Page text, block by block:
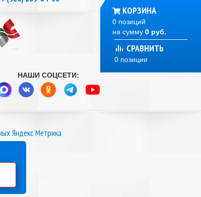
НАШИ СОЦСЕТИ:
Яндекс Метрика
КОРЗИНА
0 позиций
на сумму 0 руб.
СРАВНИТЬ
0 позиции